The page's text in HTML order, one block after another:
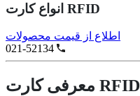
انواع کارت RFID
اطلاع از قیمت محصولات
021-52134
معرفی کارت RFID